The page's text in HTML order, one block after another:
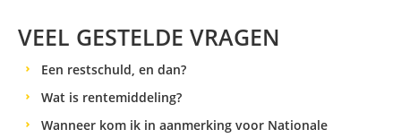
VEEL GESTELDE VRAGEN
Een restschuld, en dan?
Wat is rentemiddeling?
Wanneer kom ik in aanmerking voor Nationale